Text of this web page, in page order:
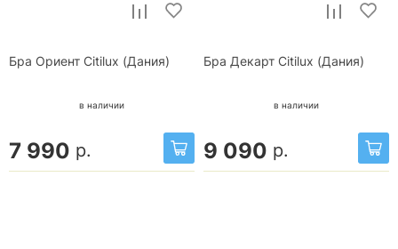
Бра Ориент Citilux (Дания)
в наличии
7 990 р.
Бра Декарт Citilux (Дания)
в наличии
9 090 р.